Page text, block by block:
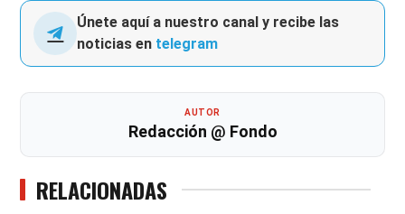
Únete aquí a nuestro canal y recibe las
noticias en telegram
AUTOR
Redacción @ Fondo
RELACIONADAS